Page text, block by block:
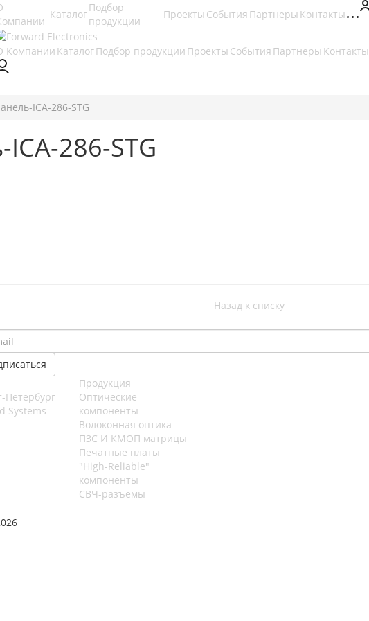
Каталог
Подбор
продукции
Проекты События Партнеры Контакты
Компании КаталогПодбор продукции Проекты События Партнеры Контакты
ICA-286-STG
286-STG
Назад к списку
Петербург
Systems
Продукция
Оптические
компоненты
Волоконная оптика
ПЗС И КМОП матрицы
Печатные платы
"High-Reliable"
компоненты
СВЧ-разъёмы